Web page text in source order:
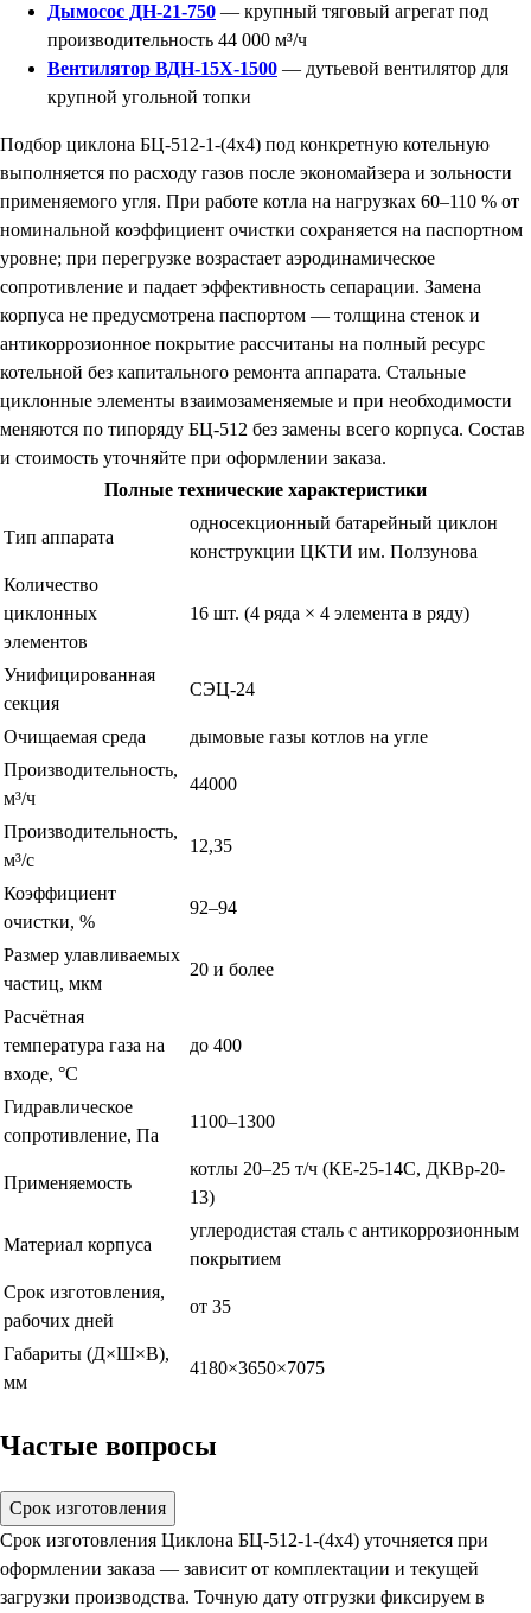
Дымосос ДН-21-750 — крупный тяговый агрегат под
производительность 44 000 м³/ч
Вентилятор ВДН-15Х-1500 — дутьевой вентилятор для
крупной угольной топки
Подбор циклона БЦ-512-1-(4х4) под конкретную котельную
выполняется по расходу газов после экономайзера и зольности
применяемого угля. При работе котла на нагрузках 60–110 % от
номинальной коэффициент очистки сохраняется на паспортном
уровне; при перегрузке возрастает аэродинамическое
сопротивление и падает эффективность сепарации. Замена
корпуса не предусмотрена паспортом — толщина стенок и
антикоррозионное покрытие рассчитаны на полный ресурс
котельной без капитального ремонта аппарата. Стальные
циклонные элементы взаимозаменяемые и при необходимости
меняются по типоряду БЦ-512 без замены всего корпуса. Состав
и стоимость уточняйте при оформлении заказа.
Полные технические характеристики
Тип аппарата
односекционный батарейный циклон
конструкции ЦКТИ им. Ползунова
Количество
циклонных
элементов
16 шт. (4 ряда × 4 элемента в ряду)
Унифицированная
секция
СЭЦ-24
Очищаемая среда
дымовые газы котлов на угле
Производительность,
м³/ч
44000
Производительность,
м³/с
12,35
Коэффициент
очистки, %
92–94
Размер улавливаемых
частиц, мкм
20 и более
Расчётная
температура газа на
входе, °С
до 400
Гидравлическое
сопротивление, Па
1100–1300
Применяемость
котлы 20–25 т/ч (КЕ-25-14С, ДКВр-20-
13)
Материал корпуса
углеродистая сталь с антикоррозионным
покрытием
Срок изготовления,
рабочих дней
от 35
Габариты (Д×Ш×В),
мм
4180×3650×7075
Частые вопросы
Срок изготовления
Срок изготовления Циклона БЦ-512-1-(4х4) уточняется при
оформлении заказа — зависит от комплектации и текущей
загрузки производства. Точную дату отгрузки фиксируем в